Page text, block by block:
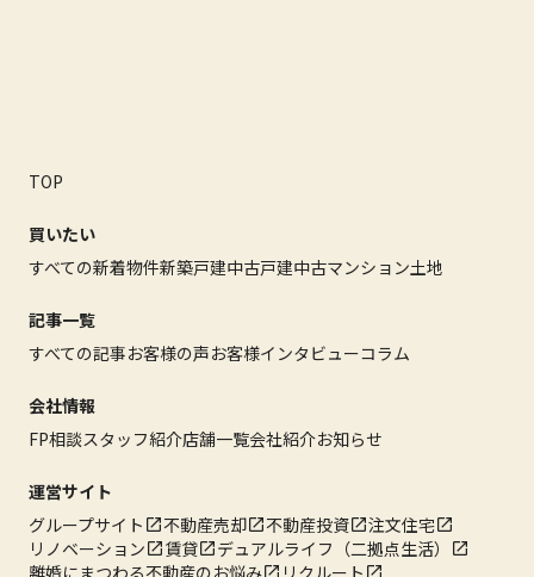
TOP
買いたい
すべての新着物件新築戸建中古戸建中古マンション土地
記事一覧
すべての記事お客様の声お客様インタビューコラム
会社情報
FP相談スタッフ紹介店舗一覧会社紹介お知らせ
運営サイト
グループサイト
不動産売却 不動産投資
注文住宅
リノベーション
賃貸
デュアルライフ（二拠点生活）